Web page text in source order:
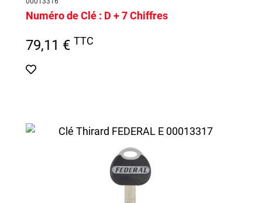
Numéro de Clé : D + 7 Chiffres
79,11 € TTC